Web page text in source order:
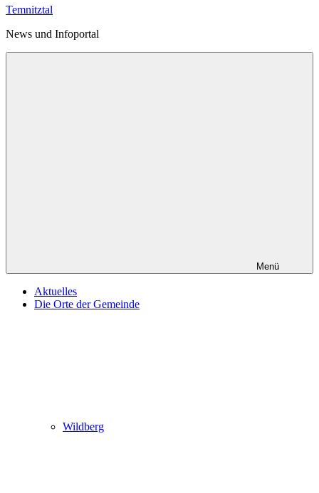
Temnitztal
News und Infoportal
Menü
Aktuelles
Die Orte der Gemeinde
Wildberg